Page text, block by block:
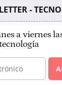
-
a viernes